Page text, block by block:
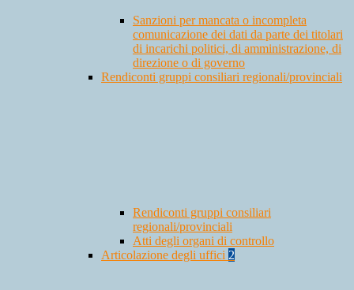
Sanzioni per mancata o incompleta
comunicazione dei dati da parte dei titolari
di incarichi politici, di amministrazione, di
direzione o di governo
Rendiconti gruppi consiliari regionali/provinciali
Rendiconti gruppi consiliari
regionali/provinciali
Atti degli organi di controllo
Articolazione degli uffici 2